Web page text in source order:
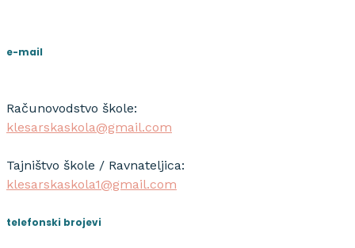
e-mail
Računovodstvo škole:
klesarskaskola@gmail.com
Tajništvo škole / Ravnateljica:
klesarskaskola1@gmail.com
telefonski brojevi